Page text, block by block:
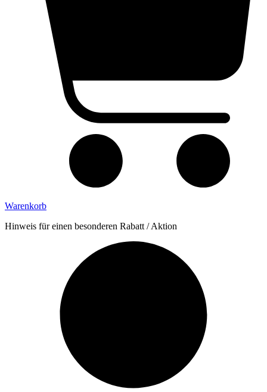
Warenkorb
Hinweis für einen besonderen Rabatt / Aktion